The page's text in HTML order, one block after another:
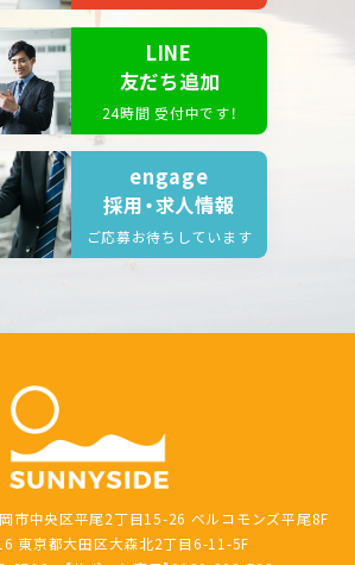
LINE
友だち追加
24時間 受付中です！
engage
採用・求人情報
ご応募お待ちしています
市中央区平尾2丁目15-26 ベルコモンズ平尾8F
東京都大田区大森北2丁目6-11-5F